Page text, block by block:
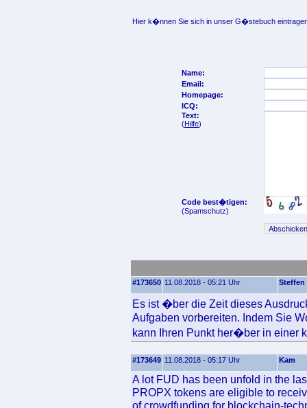
Hier k�nnen Sie sich in unser G�stebuch
Name:
Email:
Homepage:
ICQ:
Text:
(Hilfe)
Code best�tigen:
(Spamschutz)
#173650 11.08.2018 - 05:21 Uhr Steffen
Es ist �ber die Zeit dieses
Aufgaben vorbereiten. Indem Sie
kann Ihren Punkt her�ber in einer
#173649 11.08.2018 - 05:17 Uhr Kam
A lot FUD has been unfold in the
PROPX tokens are eligible to
of crowdfunding for blockchain-